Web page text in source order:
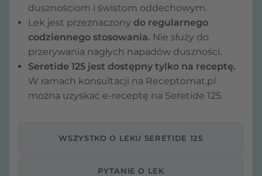
dusznościom i świstom oddechowym.
Lek jest przeznaczony do regularnego
codziennego stosowania. Nie służy do
przerywania nagłych napadów duszności.
Seretide 125 jest dostępny tylko na receptę.
W ramach konsultacji na Receptomat.pl
można uzyskać e-receptę na Seretide 125.
WSZYSTKO O LEKU SERETIDE 125
PYTANIE O LEK